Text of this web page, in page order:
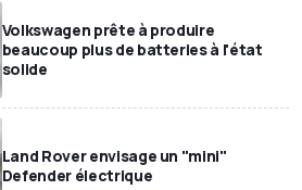
Volkswagen prête à produire
beaucoup plus de batteries à l'état
solide
Land Rover envisage un "mini"
Defender électrique